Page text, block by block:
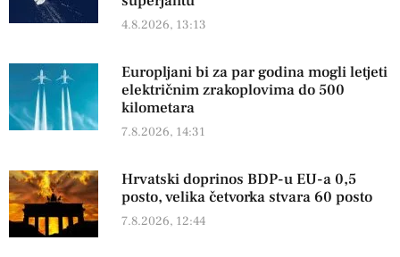
4.8.2026, 13:13
Europljani bi za par godina mogli letjeti
električnim zrakoplovima do 500
kilometara
7.8.2026, 14:31
Hrvatski doprinos BDP-u EU-a 0,5
posto, velika četvorka stvara 60 posto
7.8.2026, 12:44